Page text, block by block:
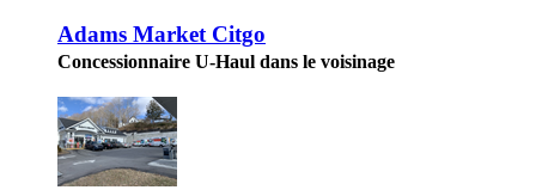
Adams Market Citgo
Concessionnaire U-Haul dans le voisinage